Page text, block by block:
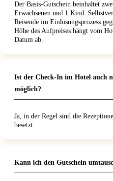
Der Basis-Gutschein beinhaltet
Erwachsenen und 1 Kind.
Reisende im Einlösungsprozess
Höhe des Aufpreises hängt vom
Datum ab.
Ist der Check-In im Hotel auch
möglich?
Ja, in der Regel sind die
besetzt.
Kann ich den Gutschein